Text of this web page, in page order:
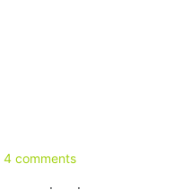
4 comments